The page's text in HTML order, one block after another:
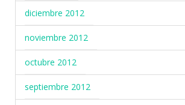
diciembre 2012
noviembre 2012
octubre 2012
septiembre 2012